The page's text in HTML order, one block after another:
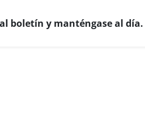
boletín y manténgase al día.